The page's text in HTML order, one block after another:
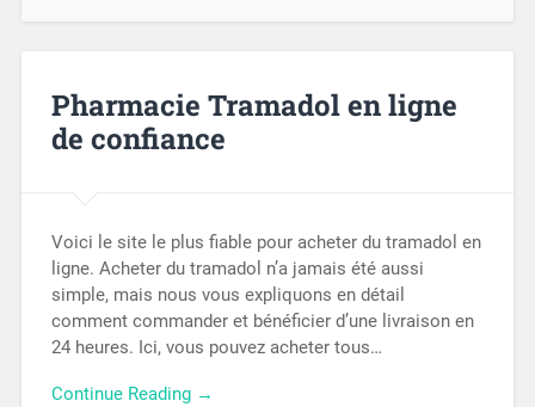
Pharmacie Tramadol en ligne
de confiance
Voici le site le plus fiable pour acheter du tramadol en
ligne. Acheter du tramadol n’a jamais été aussi
simple, mais nous vous expliquons en détail
comment commander et bénéficier d’une livraison en
24 heures. Ici, vous pouvez acheter tous…
Continue Reading →